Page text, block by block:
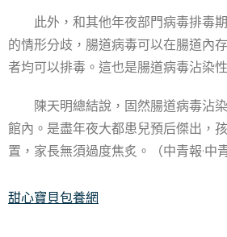
此外，和其他年夜部門病毒排毒
的情形分歧，腸道病毒可以在腸道內
者均可以排毒。這也是腸道病毒沾染
陳天明總結說，固然腸道病毒沾
館內。是盡年夜大都患兒預后傑出，
置，家長無須過度焦炙。（中青報·中
甜心寶貝包養網